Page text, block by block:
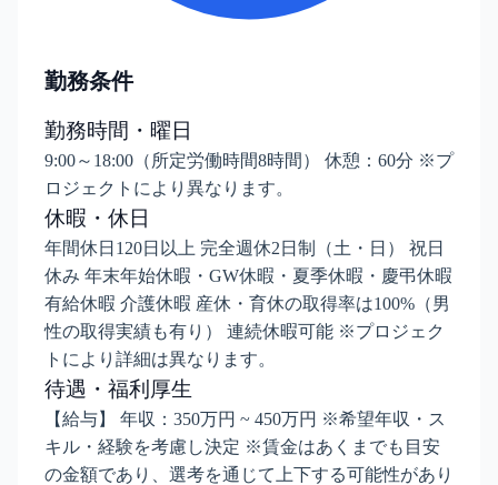
勤務条件
勤務時間・曜日
9:00～18:00（所定労働時間8時間） 休憩：60分 ※プ
ロジェクトにより異なります。
休暇・休日
年間休日120日以上 完全週休2日制（土・日） 祝日
休み 年末年始休暇・GW休暇・夏季休暇・慶弔休暇
有給休暇 介護休暇 産休・育休の取得率は100%（男
性の取得実績も有り） 連続休暇可能 ※プロジェク
トにより詳細は異なります。
待遇・福利厚生
【給与】 年収：350万円 ~ 450万円 ※希望年収・ス
キル・経験を考慮し決定 ※賃金はあくまでも目安
の金額であり、選考を通じて上下する可能性があり